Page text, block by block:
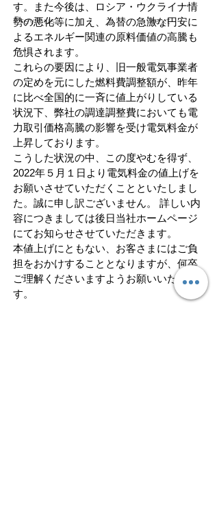
Previous Next
す。また今後は、ロシア・ウクライナ情
勢の悪化等に加え、為替の急激な円安に
よるエネルギー関連の原料価値の高騰も
危惧されます。
これらの要因により、旧一般電気事業者
の定めを元にした燃料費調整額が、昨年
に比べ全国的に一斉に値上がりしている
状況下、弊社の調達調整費においても電
力取引価格高騰の影響を受け電気料金が
上昇しております。
こうした状況の中、この度やむを得ず、
2022年５月１日より電気料金の値上げを
お願いさせていただくことといたしまし
た。誠に申し訳ございません。 詳しい内
容につきましては後日当社ホームページ
にてお知らせさせていただきます。
本値上げにともない、お客さまにはご負
担をおかけすることとなりますが、何卒
ご理解くださいますようお願いいたしま
す。